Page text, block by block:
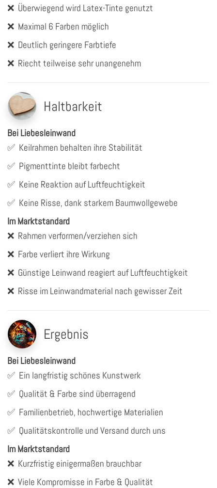
❌ Überwiegend wird Latex-Tinte genutzt
❌ Maximal 6 Farben möglich
❌ Deutlich geringere Farbtiefe
❌ Riecht teilweise sehr unangenehm
Haltbarkeit
Bei Liebesleinwand
✅ Keilrahmen behalten ihre Stabilität
✅ Pigmenttinte bleibt farbecht
✅ Keine Reaktion auf Luftfeuchtigkeit
✅ Keine Risse, dank starkem Baumwollgewebe
Im Marktstandard
❌ Rahmen verformen/verziehen sich
❌ Farbe verliert ihre Wirkung
❌ Günstige Leinwand reagiert auf Luftfeuchtigkeit
❌ Risse im Leinwandmaterial nach gewisser Zeit
Ergebnis
Bei Liebesleinwand
✅ Ein langfristig schönes Kunstwerk
✅ Qualität & Farbe sind überragend
✅ Familienbetrieb, hochwertige Materialien
✅ Qualitätskontrolle und Versand durch uns
Im Marktstandard
❌ Kurzfristig einigermaßen brauchbar
❌ Viele Kompromisse in Farbe & Qualität